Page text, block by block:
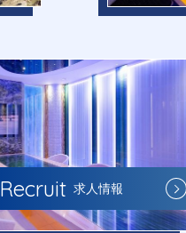
Recruit 求人情報